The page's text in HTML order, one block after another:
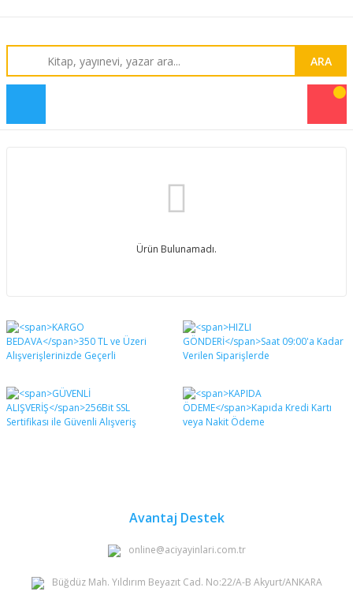
ARA
Ürün Bulunamadı.
Avantaj Destek
online@aciyayinlari.com.tr
Büğdüz Mah. Yıldırım Beyazıt Cad. No:22/A-B Akyurt/ANKARA